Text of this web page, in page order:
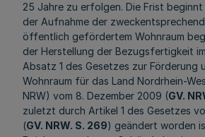
25 Jahre zu erfolgen. Die Frist
der Aufnahme der
öffentlich gefördertem Wohnraum
der Herstellung der Bezugsfertigkeit
Absatz 1 des Gesetzes zur Förderung
Wohnraum für das Land Nordrhein-
NRW) vom 8. Dezember 2009 (GV.
zuletzt durch Artikel 1 des Gesetzes
(GV. NRW. S. 269) geändert worden